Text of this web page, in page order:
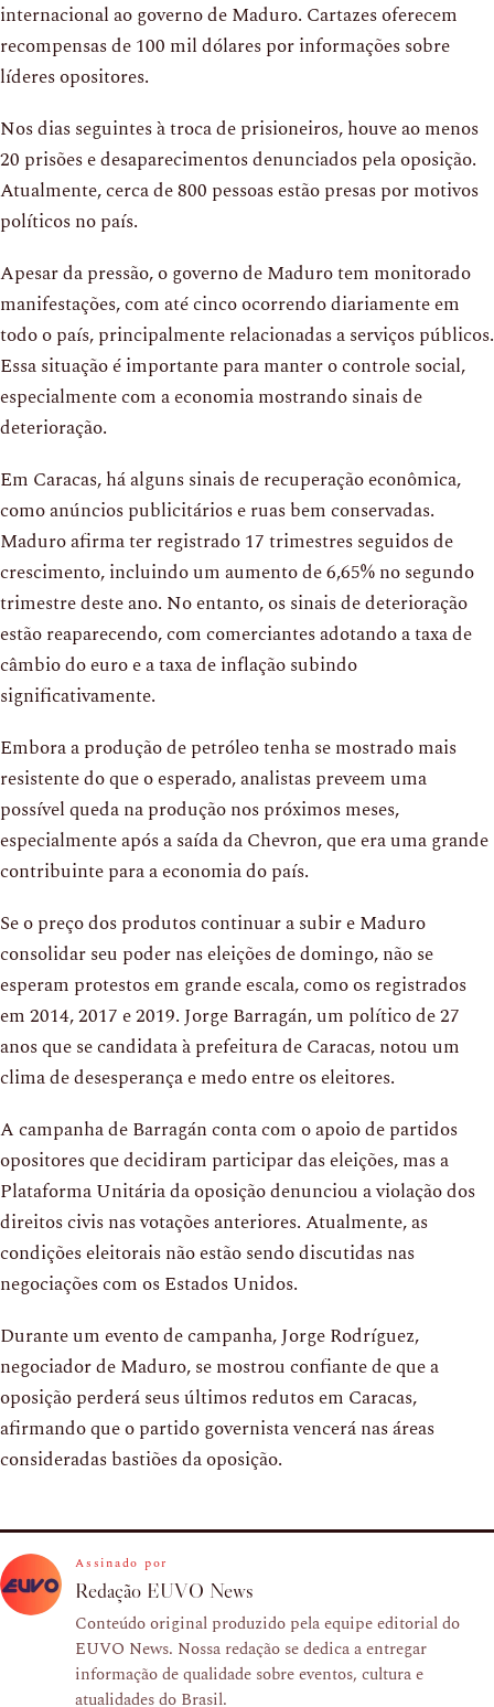
internacional ao governo de Maduro. Cartazes oferecem
recompensas de 100 mil dólares por informações sobre
líderes opositores.
Nos dias seguintes à troca de prisioneiros, houve ao menos
20 prisões e desaparecimentos denunciados pela oposição.
Atualmente, cerca de 800 pessoas estão presas por motivos
políticos no país.
Apesar da pressão, o governo de Maduro tem monitorado
manifestações, com até cinco ocorrendo diariamente em
todo o país, principalmente relacionadas a serviços públicos.
Essa situação é importante para manter o controle social,
especialmente com a economia mostrando sinais de
deterioração.
Em Caracas, há alguns sinais de recuperação econômica,
como anúncios publicitários e ruas bem conservadas.
Maduro afirma ter registrado 17 trimestres seguidos de
crescimento, incluindo um aumento de 6,65% no segundo
trimestre deste ano. No entanto, os sinais de deterioração
estão reaparecendo, com comerciantes adotando a taxa de
câmbio do euro e a taxa de inflação subindo
significativamente.
Embora a produção de petróleo tenha se mostrado mais
resistente do que o esperado, analistas preveem uma
possível queda na produção nos próximos meses,
especialmente após a saída da Chevron, que era uma grande
contribuinte para a economia do país.
Se o preço dos produtos continuar a subir e Maduro
consolidar seu poder nas eleições de domingo, não se
esperam protestos em grande escala, como os registrados
em 2014, 2017 e 2019. Jorge Barragán, um político de 27
anos que se candidata à prefeitura de Caracas, notou um
clima de desesperança e medo entre os eleitores.
A campanha de Barragán conta com o apoio de partidos
opositores que decidiram participar das eleições, mas a
Plataforma Unitária da oposição denunciou a violação dos
direitos civis nas votações anteriores. Atualmente, as
condições eleitorais não estão sendo discutidas nas
negociações com os Estados Unidos.
Durante um evento de campanha, Jorge Rodríguez,
negociador de Maduro, se mostrou confiante de que a
oposição perderá seus últimos redutos em Caracas,
afirmando que o partido governista vencerá nas áreas
consideradas bastiões da oposição.
Assinado por
Redação EUVO News
Conteúdo original produzido pela equipe editorial do
EUVO News. Nossa redação se dedica a entregar
informação de qualidade sobre eventos, cultura e
atualidades do Brasil.